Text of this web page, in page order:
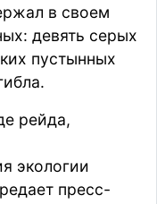
в своем
девять серых
пустынных
рейда,
экологии
пресс-